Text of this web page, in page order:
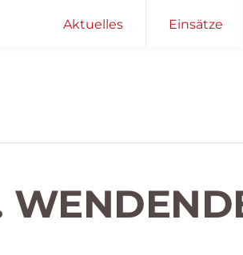
Aktuelles Einsätze